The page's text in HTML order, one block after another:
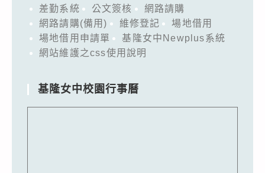
差勤系統 公文簽核
網路請購
網路請購(備用)
維修登記
場地借用
場地借用申請單
基隆女中Newplus系統
網站維護之css使用說明
基隆女中校園行事曆